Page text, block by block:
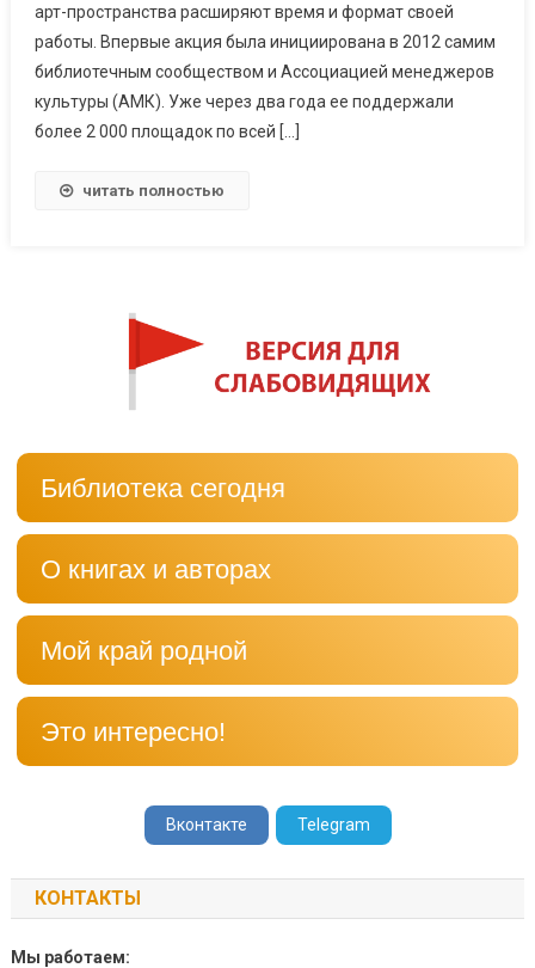
арт-пространства расширяют время и формат своей
работы. Впервые акция была инициирована в 2012 самим
библиотечным сообществом и Ассоциацией менеджеров
культуры (АМК). Уже через два года ее поддержали
более 2 000 площадок по всей […]
читать полностью
Библиотека сегодня
О книгах и авторах
Мой край родной
Это интересно!
Вконтакте Telegram
КОНТАКТЫ
Мы работаем: